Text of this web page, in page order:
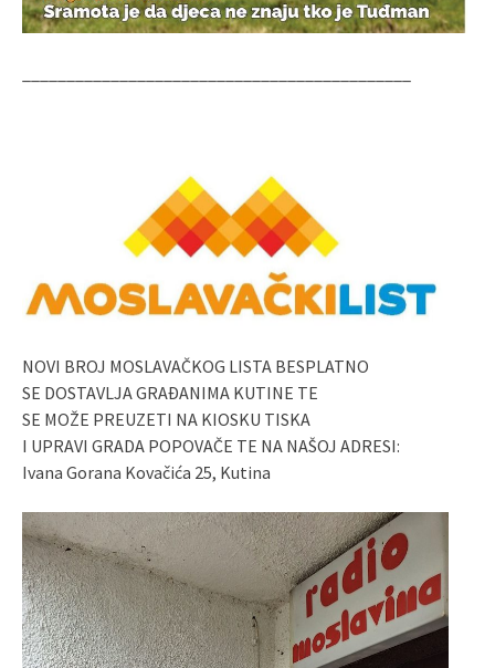
NOVI BROJ MOSLAVAČKOG LISTA BESPLATNO
SE DOSTAVLJA GRAĐANIMA KUTINE TE
SE MOŽE PREUZETI NA KIOSKU TISKA
I UPRAVI GRADA POPOVAČE TE NA NAŠOJ ADRESI:
Ivana Gorana Kovačića 25, Kutina